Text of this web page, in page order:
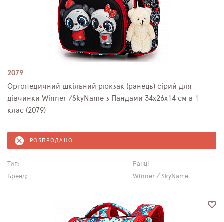
2079
Ортопедичний шкільний рюкзак (ранець) сірий для
дівчинки Winner /SkyName з Пандами 34х26х14 см в 1
клас (2079)
РОЗПРОДАНО
Тип:
Ранці
Бренд:
Winner / SkyName